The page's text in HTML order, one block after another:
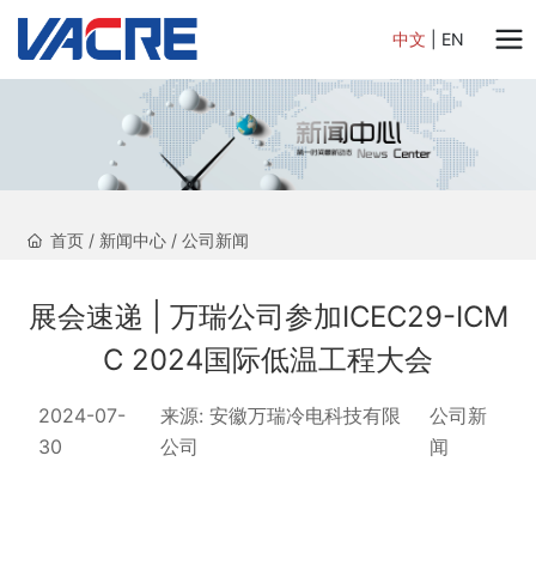
中文 EN
首页 / 新闻中心 /公司新闻
展会速递 | 万瑞公司参加ICEC29-ICM
C 2024国际低温工程大会
2024-07-
30
来源:安徽万瑞冷电科技有限
公司
公司新
闻